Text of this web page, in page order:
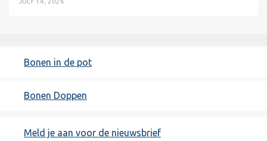
Bonen in de pot
Bonen Doppen
Meld je aan voor de nieuwsbrief